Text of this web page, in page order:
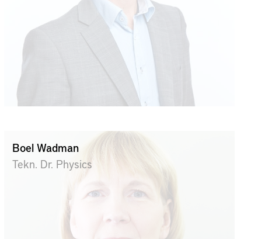
Boel Wadman
Tekn. Dr. Physics